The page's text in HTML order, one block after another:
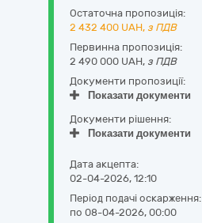
Остаточна пропозиція:
2 432 400 UAH, з ПДВ
Первинна пропозиція:
2 490 000 UAH, з ПДВ
Документи пропозиції:
Показати документи
Документи рішення:
Показати документи
Дата акцепта:
02-04-2026, 12:10
Період подачі оскарження:
по 08-04-2026, 00:00